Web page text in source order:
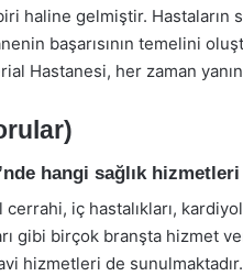
haline gelmiştir. Hastaların
başarısının temelini
Hastanesi, her zaman
hangi sağlık
iç hastalıkları,
gibi birçok branşta hizmet
hizmetleri de sunulmaktadır.